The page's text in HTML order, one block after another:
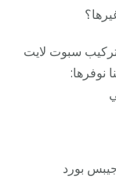
سبوت لايت
نوفرها:
بورد